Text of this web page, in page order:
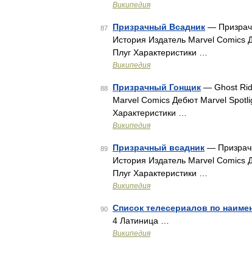
Википедия
87 Призрачный Всадник —
История Издатель Marvel
Плуг Характеристики …
Википедия
88 Призрачный Гонщик — Ghost
Marvel Comics Дебют Marvel
Характеристики …
Википедия
89 Призрачный всадник —
История Издатель Marvel
Плуг Характеристики …
Википедия
90 Список телесериалов по
4 Латиница …
Википедия